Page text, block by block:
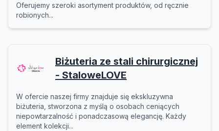
Oferujemy szeroki asortyment produktów, od ręcznie
robionych...
Biżuteria ze stali chirurgicznej
- StaloweLOVE
W ofercie naszej firmy znajduje się ekskluzywna
biżuteria, stworzona z myślą o osobach ceniących
niepowtarzalność i ponadczasową elegancję. Każdy
element kolekcji...